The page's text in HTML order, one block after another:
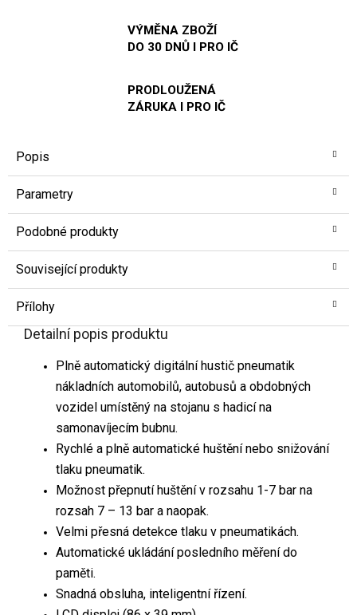
VÝMĚNA ZBOŽÍ
DO 30 DNŮ I PRO IČ
PRODLOUŽENÁ
ZÁRUKA I PRO IČ
Popis
Parametry
Podobné produkty
Související produkty
Přílohy
Detailní popis produktu
Plně automatický digitální hustič pneumatik
nákladních automobilů, autobusů a obdobných
vozidel umístěný na stojanu s hadicí na
samonavíjecím bubnu.
Rychlé a plně automatické huštění nebo snižování
tlaku pneumatik.
Možnost přepnutí huštění v rozsahu 1-7 bar na
rozsah 7 – 13 bar a naopak.
Velmi přesná detekce tlaku v pneumatikách.
Automatické ukládání posledního měření do
paměti.
Snadná obsluha, inteligentní řízení.